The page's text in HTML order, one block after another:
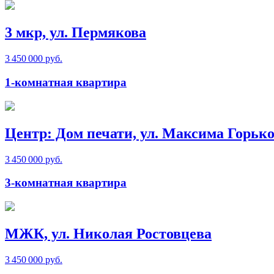
3 мкр, ул. Пермякова
3 450 000 руб.
1-комнатная квартира
Центр: Дом печати, ул. Максима
3 450 000 руб.
3-комнатная квартира
МЖК, ул. Николая Ростовцева
3 450 000 руб.